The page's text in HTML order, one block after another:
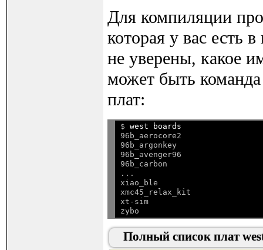
Для компиляции
которая у вас есть
не уверены, какое
может быть
плат:
$ west boards
96b_aerocore2
96b_argonkey
96b_avenger96
96b_carbon
...
xiao_ble
xmc45_relax_kit
xt-sim
Полный список плат